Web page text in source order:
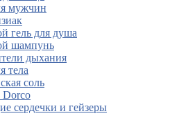
мужчин
гель для душа
шампунь
дыхания
тела
соль
сердечки и гейзеры